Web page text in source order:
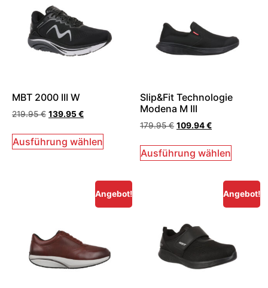
MBT 2000 III W
219.95€ 139.95€
Ausführung wählen
Slip&Fit Technologie
Modena M III
179.95€ 109.94€
Ausführung wählen
Angebot! Angebot!